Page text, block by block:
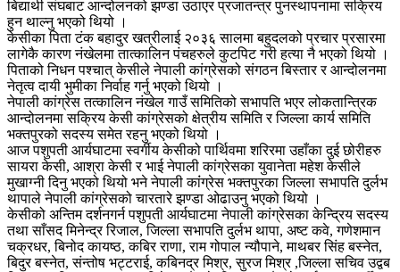
बिद्यार्थी संघबाट आन्दोलनको झण्डा उठाएर प्रजातन्त्र पुनस्थापनामा सक्रिय
हुन थाल्नु भएको थियो ।
केसीका पिता टंक बहादुर खत्रीलाई २०३६ सालमा बहुदलको प्रचार प्रसारमा
लागेकै कारण नंखेलमा तात्कालिन पंचहरुले कुटपिट गरी हत्या नै भएको थियो ।
पिताको निधन पश्चात् केसीले नेपाली कांग्रेसको संगठन बिस्तार र आन्दोलनमा
नेतृत्व दायी भुमीका निर्वाह गर्नु भएको थियो ।
नेपाली कांग्रेस तत्कालिन नंखेल गाउँ समितिको सभापति भएर लोकतान्त्रिक
आन्दोलनमा सक्रिय केसी कांग्रेसको क्षेत्रीय समिति र जिल्ला कार्य समिति
भक्तपुरको सदस्य समेत रहनु भएको थियो ।
आज पशुपती आर्यघाटमा स्वर्गीय केसीको पार्थिवमा शरिरमा उहाँका दुई छोरीहरु
सायरा केसी, आश्रा केसी र भाई नेपाली कांग्रेसका युवानेता महेश केसीले
मुखाग्नी दिनु भएको थियो भने नेपाली कांंग्रेस भक्तपुरका जिल्ला सभापति दुर्लभ
थापाले नेपाली कांग्रेसको चारतारे झण्डा ओढाउनु भएको थियो ।
केसीको अन्तिम दर्शनगर्न पशुपती आर्यघाटमा नेपाली कांग्रेसका केन्द्रिय सदस्य
तथा साँसद मिनेन्द्र रिजाल, जिल्ला सभापति दुर्लभ थापा, अष्ट कवे, गणेशमान
चक्रधर, बिनोद कायष्ठ, कबिर राणा, राम गोपाल न्यौपाने, माथबर सिंह बस्नेत,
बिदुर बस्नेत, संन्तोष भट्टराई, कबिनद्र मिश्र, सुरज मिश्र ,जिल्ला सचिव उद्वब